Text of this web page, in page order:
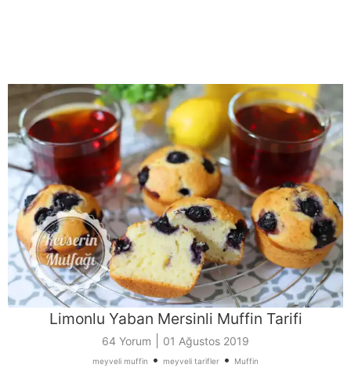
Limonlu Yaban Mersinli Muffin Tarifi
64 Yorum 01 Ağustos 2019
meyveli muffin • meyveli tarifler • Muffin